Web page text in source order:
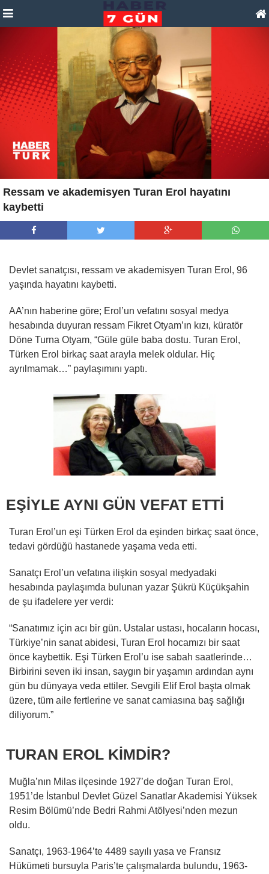
Ressam ve akademisyen Turan Erol hayatını
kaybetti
Devlet sanatçısı, ressam ve akademisyen Turan Erol, 96
yaşında hayatını kaybetti.
AA’nın haberine göre; Erol’un vefatını sosyal medya
hesabında duyuran ressam Fikret Otyam’ın kızı, küratör
Döne Turna Otyam, “Güle güle baba dostu. Turan Erol,
Türken Erol birkaç saat arayla melek oldular. Hiç
ayrılmamak…” paylaşımını yaptı.
EŞİYLE AYNI GÜN VEFAT ETTİ
Turan Erol’un eşi Türken Erol da eşinden birkaç saat önce,
tedavi gördüğü hastanede yaşama veda etti.
Sanatçı Erol’un vefatına ilişkin sosyal medyadaki
hesabında paylaşımda bulunan yazar Şükrü Küçükşahin
de şu ifadelere yer verdi:
“Sanatımız için acı bir gün. Ustalar ustası, hocaların hocası,
Türkiye’nin sanat abidesi, Turan Erol hocamızı bir saat
önce kaybettik. Eşi Türken Erol’u ise sabah saatlerinde…
Birbirini seven iki insan, saygın bir yaşamın ardından aynı
gün bu dünyaya veda ettiler. Sevgili Elif Erol başta olmak
üzere, tüm aile fertlerine ve sanat camiasına baş sağlığı
diliyorum.”
TURAN EROL KİMDİR?
Muğla’nın Milas ilçesinde 1927’de doğan Turan Erol,
1951’de İstanbul Devlet Güzel Sanatlar Akademisi Yüksek
Resim Bölümü’nde Bedri Rahmi Atölyesi’nden mezun
oldu.
Sanatçı, 1963-1964’te 4489 sayılı yasa ve Fransız
Hükümeti bursuyla Paris’te çalışmalarda bulundu, 1963-